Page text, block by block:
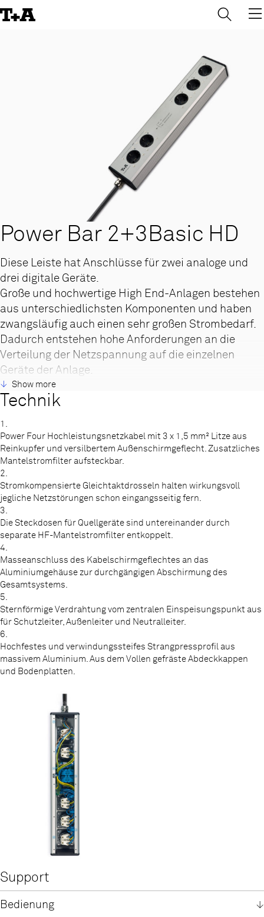
to
Power Bar 2+3Basic HD
Diese Leiste hat Anschlüsse für zwei analoge und
drei digitale Geräte.
Große und hochwertige High End-Anlagen bestehen
aus unterschiedlichsten Komponenten und haben
zwangsläufig auch einen sehr großen Strombedarf.
Dadurch entstehen hohe Anforderungen an die
Verteilung der Netzspannung auf die einzelnen
Geräte der Anlage.
Die Power Bars sind so konstruiert und
ausgestattet, dass sie die Störkomponenten
Anlage befinden sich in den meisten Fällen
verschiedene Gerätetypen, wie Vorverstärker,
Endstufen, CD-Player oder Streamer, also Geräte
mit analogen oder digitalen Netzteilen.
man die Netzteile in den Geräten abschirmt, lassen
sich Rückwirkungen auf die Steckerleiste nicht
vermeiden. Deshalb gibt es in jeder Power Bar
Steckdosen für Analoggeräte und für Geräte mit
digitalen Netzteilen. Wir entkoppeln jede einzelne
Steckdose für die Quellgeräte nochmals separat
und verhindern so das Übersprechen zwischen den
Geräten.
Show more
Technik
1.
Power Four Hochleistungsnetzkabel mit 3 x 1,5 mm² Litze aus
Reinkupfer und versilbertem Außenschirmgeflecht. Zusatzliches
Mantelstromfilter aufsteckbar.
2.
Stromkompensierte Gleichtaktdrosseln halten wirkungsvoll
jegliche Netzstörungen schon eingangsseitig fern.
3.
Die Steckdosen für Quellgeräte sind untereinander durch
separate HF-Mantelstromfilter entkoppelt.
4.
Masseanschluss des Kabelschirmgeflechtes an das
Aluminiumgehäuse zur durchgängigen Abschirmung des
Gesamtsystems.
5.
Sternförmige Verdrahtung vom zentralen Einspeisungspunkt aus
für Schutzleiter, Außenleiter und Neutralleiter.
6.
Hochfestes und verwindungssteifes Strangpressprofil aus
massivem Aluminium. Aus dem Vollen gefräste Abdeckkappen
und Bodenplatten.
Support
Bedienung
→ ×